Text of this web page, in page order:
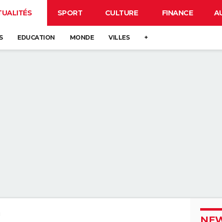
SPORT CULTURE FINANCE
EDUCATION MONDE VILLES +